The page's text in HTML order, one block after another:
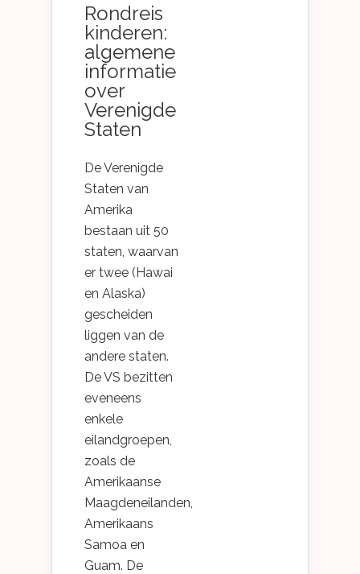
Rondreis
kinderen:
algemene
informatie
over
Verenigde
Staten
De Verenigde
Staten van
Amerika
bestaan uit 50
staten, waarvan
er twee (Hawai
en Alaska)
gescheiden
liggen van de
andere staten.
De VS bezitten
eveneens
enkele
eilandgroepen,
zoals de
Amerikaanse
Maagdeneilanden,
Amerikaans
Samoa en
Guam. De